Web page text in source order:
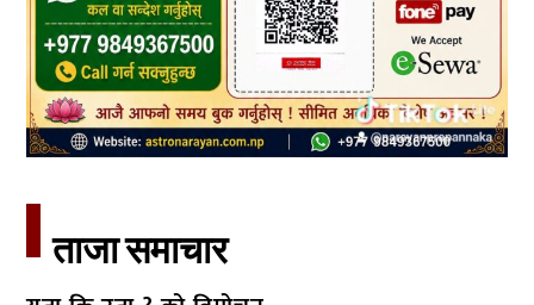
ताजा समाचार​